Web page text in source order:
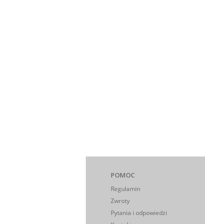
POMOC
Regulamin
Zwroty
Pytania i odpowiedzi